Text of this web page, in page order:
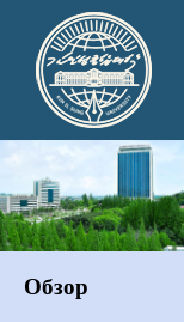
Обзор